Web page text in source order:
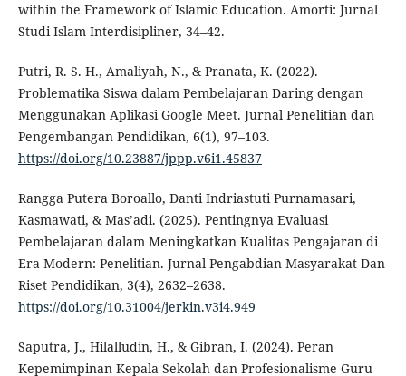
within the Framework of Islamic Education. Amorti: Jurnal
Studi Islam Interdisipliner, 34–42.
Putri, R. S. H., Amaliyah, N., & Pranata, K. (2022).
Problematika Siswa dalam Pembelajaran Daring dengan
Menggunakan Aplikasi Google Meet. Jurnal Penelitian dan
Pengembangan Pendidikan, 6(1), 97–103.
https://doi.org/10.23887/jppp.v6i1.45837
Rangga Putera Boroallo, Danti Indriastuti Purnamasari,
Kasmawati, & Mas’adi. (2025). Pentingnya Evaluasi
Pembelajaran dalam Meningkatkan Kualitas Pengajaran di
Era Modern: Penelitian. Jurnal Pengabdian Masyarakat Dan
Riset Pendidikan, 3(4), 2632–2638.
https://doi.org/10.31004/jerkin.v3i4.949
Saputra, J., Hilalludin, H., & Gibran, I. (2024). Peran
Kepemimpinan Kepala Sekolah dan Profesionalisme Guru